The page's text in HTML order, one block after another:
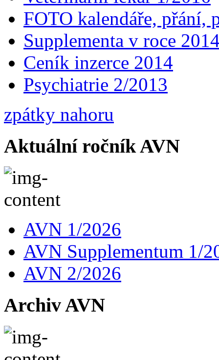
FOTO kalendáře, přání,
Supplementa v roce
Ceník inzerce 2014
Psychiatrie 2/2013
zpátky nahoru
Aktuální ročník AVN
AVN 1/2026
AVN Supplementum 1/
AVN 2/2026
Archiv AVN